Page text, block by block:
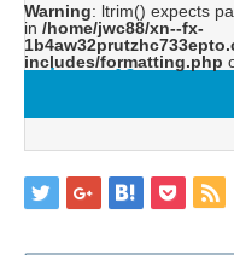
Warning: ltrim() expects
in /home/jwc88/xn--fx-
includes/formatting.php
image10